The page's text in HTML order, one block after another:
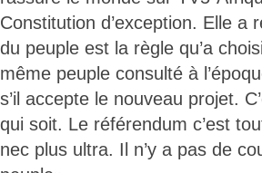
Constitution d’exception. Elle a
du peuple est la règle qu’a
même peuple consulté à
s’il accepte le nouveau projet.
qui soit. Le référendum c’est
nec plus ultra. Il n’y a pas de